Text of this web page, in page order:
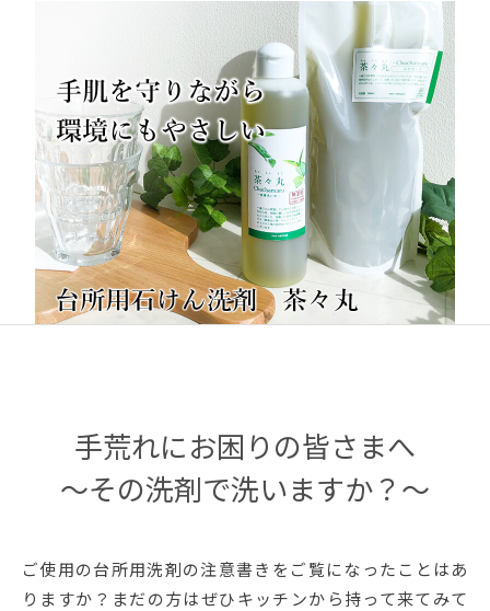
手荒れにお困りの皆さまへ
～その洗剤で洗いますか？～
ご使用の台所用洗剤の注意書きをご覧になったことはあ
りますか？まだの方はぜひキッチンから持って来てみて